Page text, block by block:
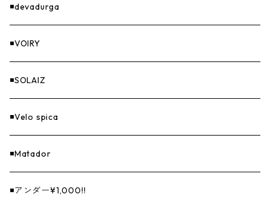
GOODS
◾️devadurga
◾️VOIRY
◾️SOLAIZ
◾️Velo spica
◾️Matador
◾️アンダー¥1,000!!